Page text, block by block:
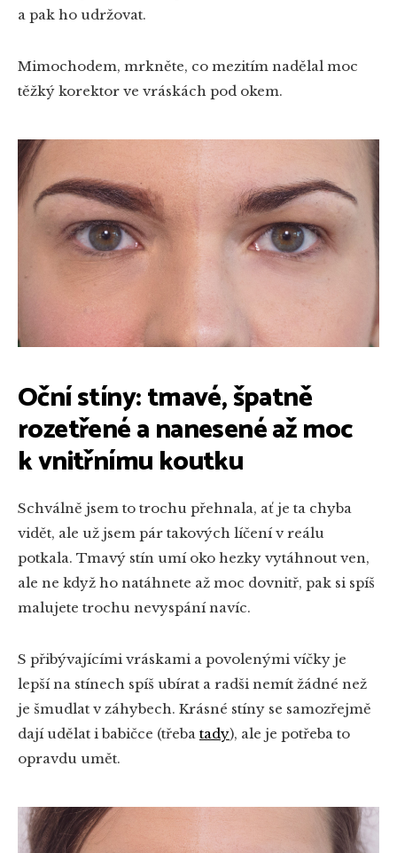
a pak ho udržovat.
Mimochodem, mrkněte, co mezitím nadělal moc
těžký korektor ve vráskách pod okem.
Oční stíny: tmavé, špatně
rozetřené a nanesené až moc
k vnitřnímu koutku
Schválně jsem to trochu přehnala, ať je ta chyba
vidět, ale už jsem pár takových líčení v reálu
potkala. Tmavý stín umí oko hezky vytáhnout ven,
ale ne když ho natáhnete až moc dovnitř, pak si spíš
malujete trochu nevyspání navíc.
S přibývajícími vráskami a povolenými víčky je
lepší na stínech spíš ubírat a radši nemít žádné než
je šmudlat v záhybech. Krásné stíny se samozřejmě
dají udělat i babičce (třeba tady), ale je potřeba to
opravdu umět.